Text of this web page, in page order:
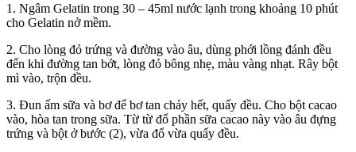
1. Ngâm Gelatin trong 30 – 45ml nước lạnh trong khoảng 10 phút
cho Gelatin nở mềm.
2. Cho lòng đỏ trứng và đường vào âu, dùng phới lồng đánh đều
đến khi đường tan bớt, lòng đỏ bông nhẹ, màu vàng nhạt. Rây bột
mì vào, trộn đều.
3. Đun ấm sữa và bơ để bơ tan chảy hết, quấy đều. Cho bột cacao
vào, hòa tan trong sữa. Từ từ đổ phần sữa cacao này vào âu đựng
trứng và bột ở bước (2), vừa đổ vừa quấy đều.